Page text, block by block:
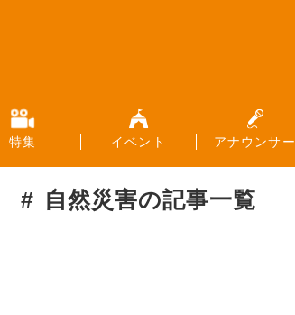
特集 イベント アナウンサー
自然災害の記事一覧